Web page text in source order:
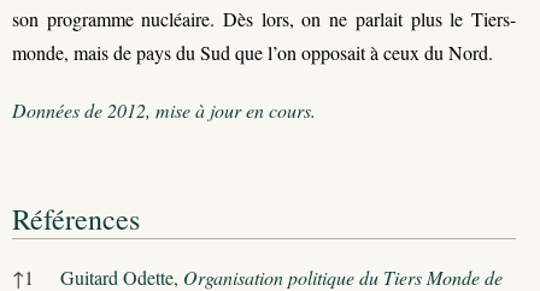
son programme nucléaire. Dès lors, on ne parlait plus le Tiers-
monde, mais de pays du Sud que l’on opposait à ceux du Nord.
Données de 2012, mise à jour en cours.
Références
Références
↑1 Guitard Odette, Organisation politique du Tiers Monde de